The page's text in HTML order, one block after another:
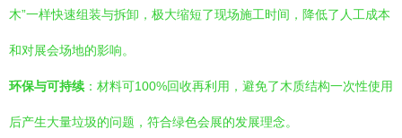
木”一样快速组装与拆卸，极大缩短了现场施工时间，降低了人工成本
和对展会场地的影响。
环保与可持续：材料可100%回收再利用，避免了木质结构一次性使用
后产生大量垃圾的问题，符合绿色会展的发展理念。